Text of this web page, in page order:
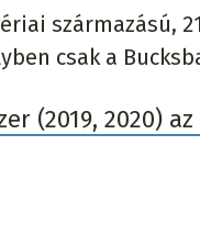
származású,
csak a
(2019, 2020)